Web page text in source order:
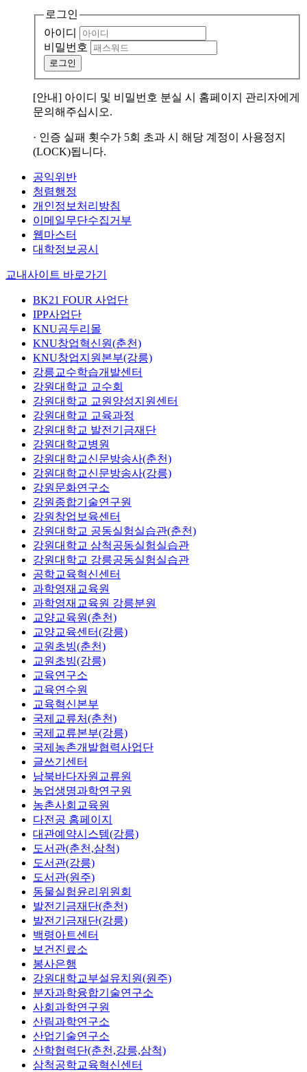
로그인
아이디
비밀번호
로그인
[안내] 아이디 및 비밀번호 분실 시 홈페이지 관리자에게
문의해주십시오.
· 인증 실패 횟수가 5회 초과 시 해당 계정이 사용정지
(LOCK)됩니다.
공익위반
청렴행정
개인정보처리방침
이메일무단수집거부
웹마스터
대학정보공시
교내사이트 바로가기
BK21 FOUR 사업단
IPP사업단
KNU곰두리몰
KNU창업혁신원(춘천)
KNU창업지원본부(강릉)
강릉교수학습개발센터
강원대학교 교수회
강원대학교 교원양성지원센터
강원대학교 교육과정
강원대학교 발전기금재단
강원대학교병원
강원대학교신문방송사(춘천)
강원대학교신문방송사(강릉)
강원문화연구소
강원종합기술연구원
강원창업보육센터
강원대학교 공동실험실습관(춘천)
강원대학교 삼척공동실험실습관
강원대학교 강릉공동실험실습관
공학교육혁신센터
과학영재교육원
과학영재교육원 강릉분원
교양교육원(춘천)
교양교육센터(강릉)
교원초빙(춘천)
교원초빙(강릉)
교육연구소
교육연수원
교육혁신본부
국제교류처(춘천)
국제교류본부(강릉)
국제농촌개발협력사업단
글쓰기센터
남북바다자원교류원
농업생명과학연구원
농촌사회교육원
다전공 홈페이지
대관예약시스템(강릉)
도서관(춘천,삼척)
도서관(강릉)
도서관(원주)
동물실험윤리위원회
발전기금재단(춘천)
발전기금재단(강릉)
백령아트센터
보건진료소
봉사은행
강원대학교부설유치원(원주)
분자과학융합기술연구소
사회과학연구원
산림과학연구소
산업기술연구소
산학협력단(춘천,강릉,삼척)
삼척공학교육혁신센터